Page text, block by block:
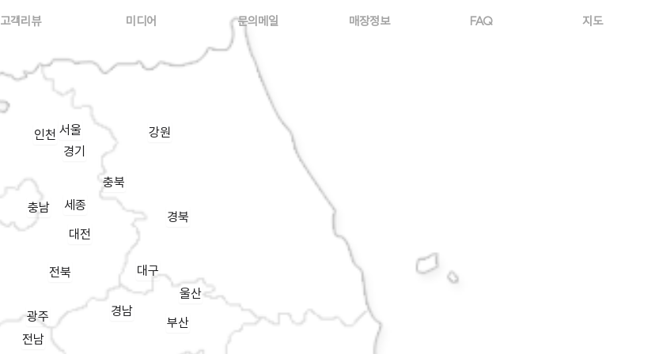
고객리뷰 미디어 문의메일 매장정보 FAQ 지도
부산
충남 세종
충북
대전
경북
경남
서울
전북
대구
울산
경기
광주
전남
강원
인천